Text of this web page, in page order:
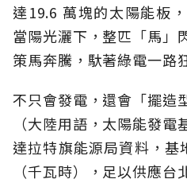
達19.6 萬塊的太陽能板
當陽光灑下，整匹「馬」
策馬奔騰，馱著綠電一路
不只會發電，還會「擺造
（大陸用語，太陽能發
達拉特旗能源局資料，
（千瓦時），足以供應台